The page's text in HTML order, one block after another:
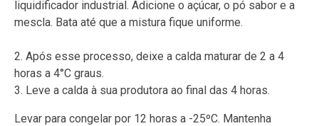
liquidificador industrial. Adicione o açúcar, o pó sabor e a
mescla. Bata até que a mistura fique uniforme.
2. Após esse processo, deixe a calda maturar de 2 a 4
horas a 4°C graus.
3. Leve a calda à sua produtora ao final das 4 horas.
Levar para congelar por 12 horas a -25ºC. Mantenha